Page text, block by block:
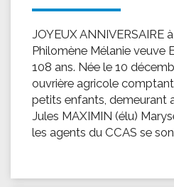
JOYEUX ANNIVERSAIRE
Philomène Mélanie veuve
108 ans. Née le 10
ouvrière agricole
petits enfants, demeurant
Jules MAXIMIN (élu)
les agents du CCAS se